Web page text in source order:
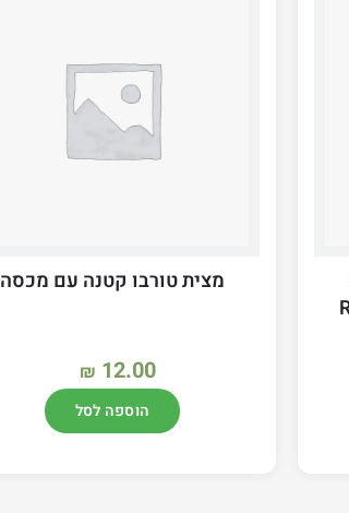
מצית טורבו קטנה עם מכסה
₪ 12.00
הוספה לסל